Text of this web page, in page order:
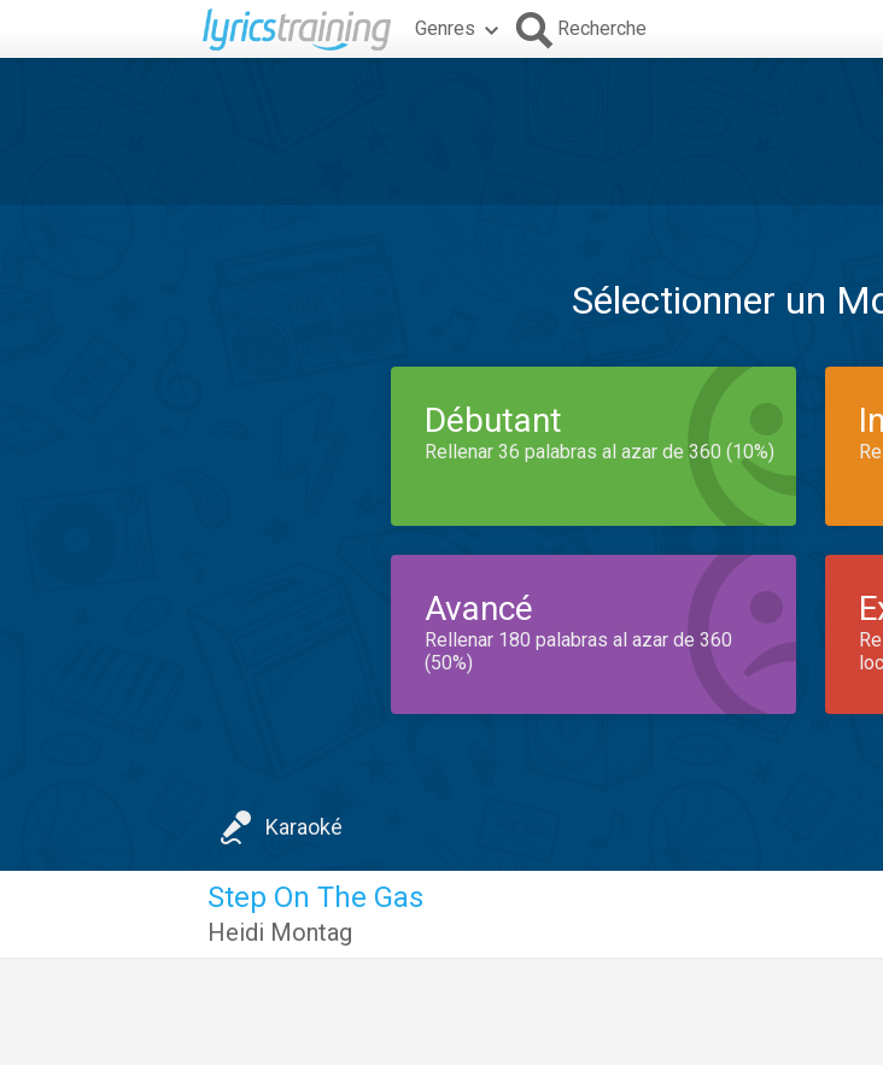
Genres Recherche
Sélectionner un
Débutant
Rellenar 36 palabras al azar de 360 (10%)
Avancé
Rellenar 180 palabras al azar de 360
(50%)
Karaoké
Step On The Gas
Heidi Montag